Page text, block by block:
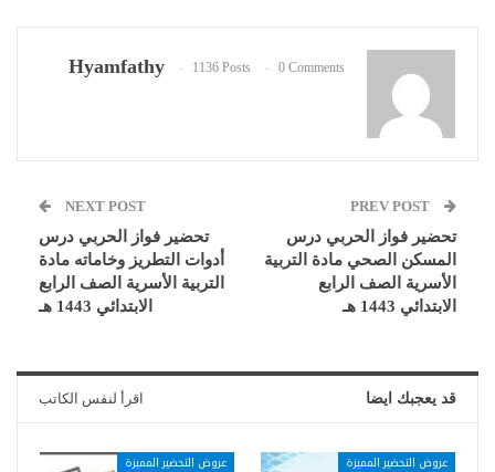
Hyamfathy 1136 Posts 0 Comments
تحضير فواز الحربي درس
المسكن الصحي مادة التربية
الأسرية الصف الرابع
الابتدائي 1443 هـ
NEXT POST
تحضير فواز الحربي درس
أدوات التطريز وخاماته مادة
التربية الأسرية الصف الرابع
الابتدائي 1443 هـ
قد يعجبك ايضا اقرأ لنفس الكاتب
عروض التحضير المميزة عروض التحضير المميزة